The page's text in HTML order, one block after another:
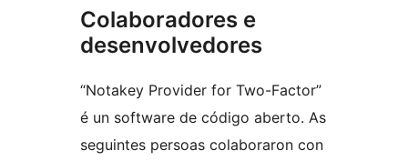
Colaboradores e
desenvolvedores
“Notakey Provider for Two-Factor”
é un software de código aberto. As
seguintes persoas colaboraron con